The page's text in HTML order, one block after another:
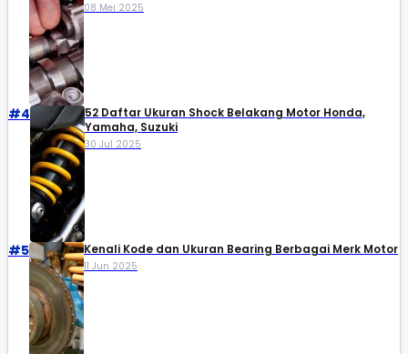
08 Mei 2025
#4
52 Daftar Ukuran Shock Belakang Motor Honda,
Yamaha, Suzuki​
30 Jul 2025
#5 Kenali Kode dan Ukuran Bearing Berbagai Merk Motor
11 Jun 2025